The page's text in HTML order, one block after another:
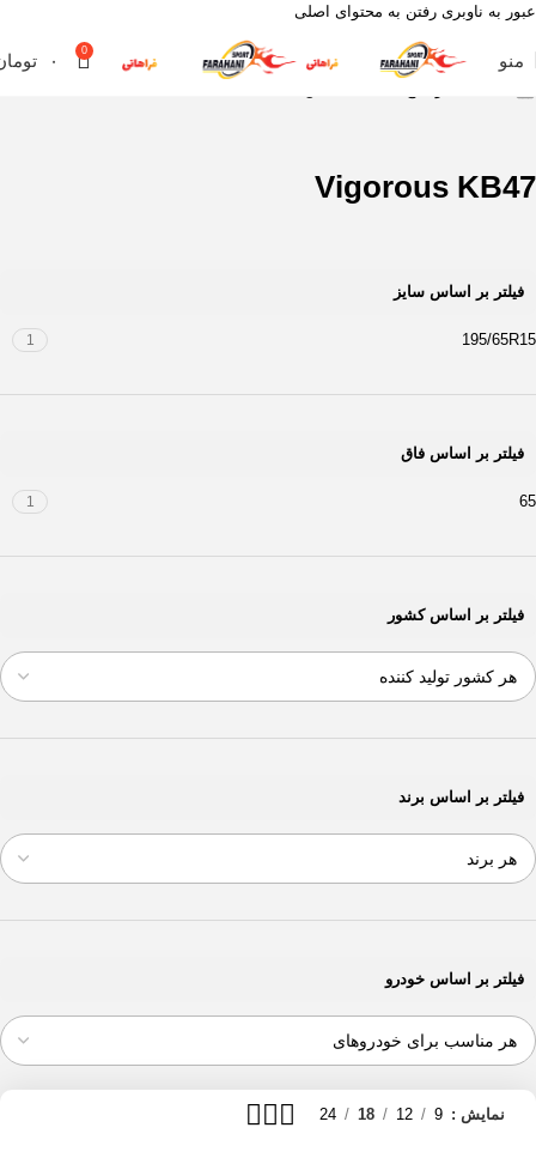
عبور به ناوبری رفتن به محتوای اصلی
منو 0 ۰
Vigorous KB47
فیلتر بر اساس سایز
195/65R15
1
فیلتر بر اساس فاق
65
1
فیلتر بر اساس کشور
فیلتر بر اساس برند
فیلتر بر اساس خودرو
نمایش 9
12
18
24